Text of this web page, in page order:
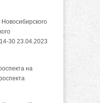
30 23.04.2023
на